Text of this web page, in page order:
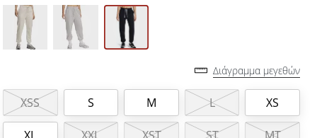
Διάγραμμα μεγεθών
XSS S M L XS